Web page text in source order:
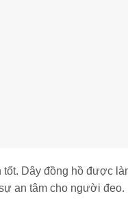
tốt. Dây đồng hồ được
an tâm cho người đeo.